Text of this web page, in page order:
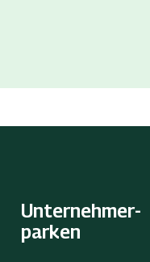
Unternehmer­
parken